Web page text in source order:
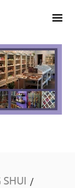
SHUI /